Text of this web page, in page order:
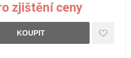
zjištění ceny
KOUPIT